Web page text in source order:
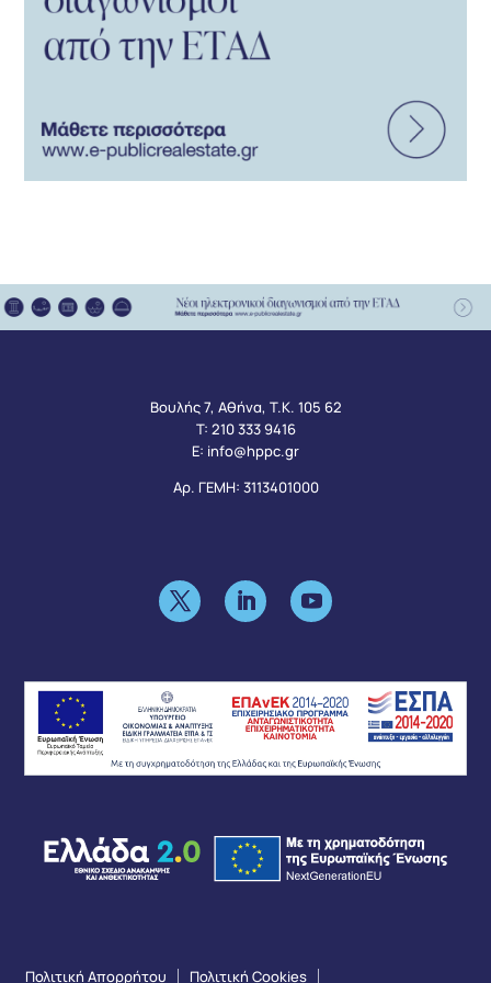
Βουλής 7, Αθήνα, Τ.Κ. 105 62
Τ: 210 333 9416
Ε: info@hppc.gr
Αρ. ΓΕΜΗ: 3113401000
Πολιτική Απορρήτου Πολιτική Cookies